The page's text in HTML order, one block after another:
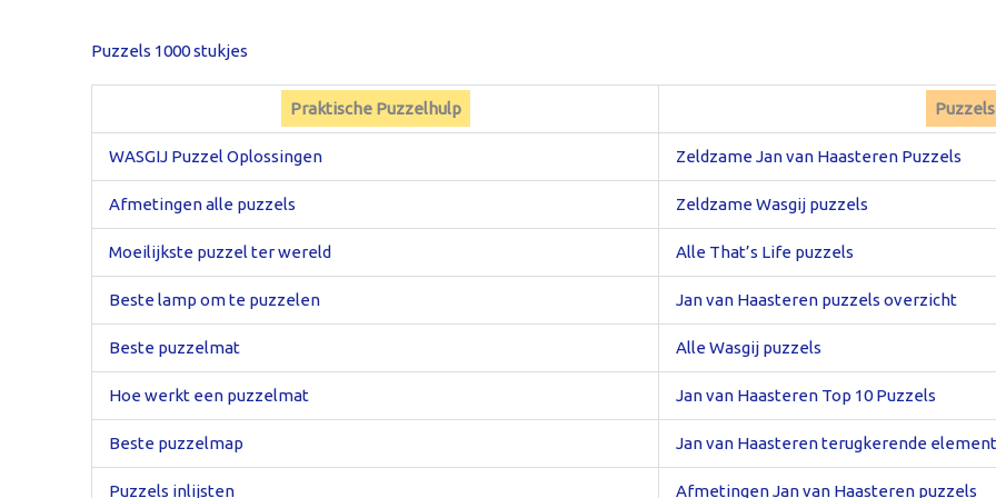
Puzzels 1000 stukjes
Praktische Puzzelhulp
WASGIJ Puzzel Oplossingen Zeldzame Jan van Haasteren Puzzels
Afmetingen alle puzzels Zeldzame Wasgij puzzels
Moeilijkste puzzel ter wereld Alle That’s Life puzzels
Beste lamp om te puzzelen Jan van Haasteren puzzels overzicht
Beste puzzelmat Alle Wasgij puzzels
Hoe werkt een puzzelmat Jan van Haasteren Top 10 Puzzels
Beste puzzelmap Jan van Haasteren terugkerende
Puzzels inlijsten Afmetingen Jan van Haasteren puzzels